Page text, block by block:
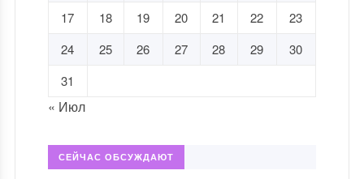
17
18 19 20 21 22
23
24
25 26 27 28 29
30
31
« Июл
СЕЙЧАС ОБСУЖДАЮТ